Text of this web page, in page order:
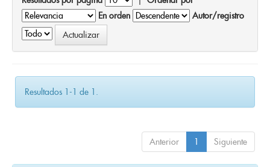
En orden
Autor/registro
Resultados 1-1 de 1.
Anterior 1 Siguiente